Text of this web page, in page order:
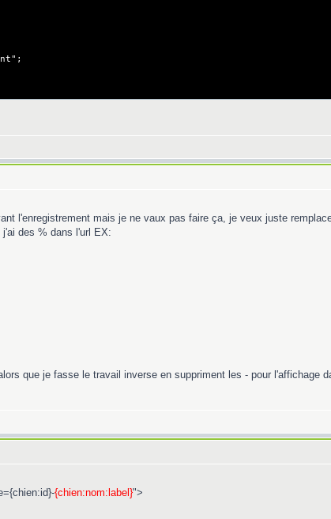
l'enregistrement mais je ne vaux pas faire ça, je veux juste
des % dans l'url EX:
que je fasse le travail inverse en suppriment les - pour l'affichage
{chien:nom:label}">